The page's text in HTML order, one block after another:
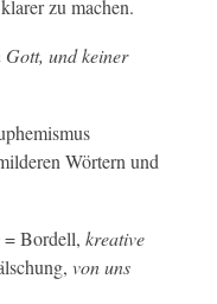
zu machen.
und keiner
Wörtern und
= Bordell, kreative
von uns